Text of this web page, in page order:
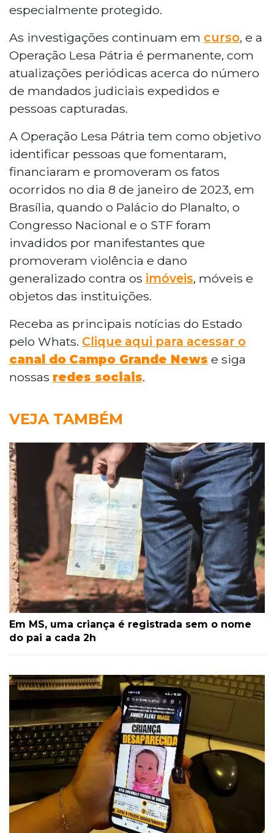
especialmente protegido.
As investigações continuam em curso, e a
Operação Lesa Pátria é permanente, com
atualizações periódicas acerca do número
de mandados judiciais expedidos e
pessoas capturadas.
A Operação Lesa Pátria tem como objetivo
identificar pessoas que fomentaram,
financiaram e promoveram os fatos
ocorridos no dia 8 de janeiro de 2023, em
Brasília, quando o Palácio do Planalto, o
Congresso Nacional e o STF foram
invadidos por manifestantes que
promoveram violência e dano
generalizado contra os imóveis, móveis e
objetos das instituições.
Receba as principais notícias do Estado
pelo Whats. Clique aqui para acessar o
canal do Campo Grande News e siga
nossas redes sociais.
VEJA TAMBÉM
Em MS, uma criança é registrada sem o nome
do pai a cada 2h